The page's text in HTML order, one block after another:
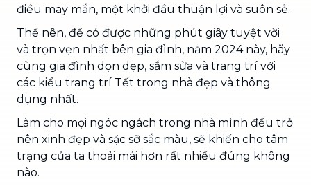
điều may mắn, một khởi đầu thuận lợi và suôn sẻ.
Thế nên, để có được những phút giây tuyệt vời
và trọn vẹn nhất bên gia đình, năm 2024 này, hãy
cùng gia đình dọn dẹp, sắm sửa và trang trí với
các kiểu trang trí Tết trong nhà đẹp và thông
dụng nhất.
Làm cho mọi ngóc ngách trong nhà mình đều trở
nên xinh đẹp và sặc sỡ sắc màu, sẽ khiến cho tâm
trạng của ta thoải mái hơn rất nhiều đúng không
nào.